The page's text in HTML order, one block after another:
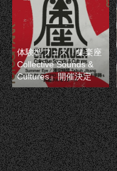
体験型フェス『集楽座
Collective Sounds &
Cultures』開催決定